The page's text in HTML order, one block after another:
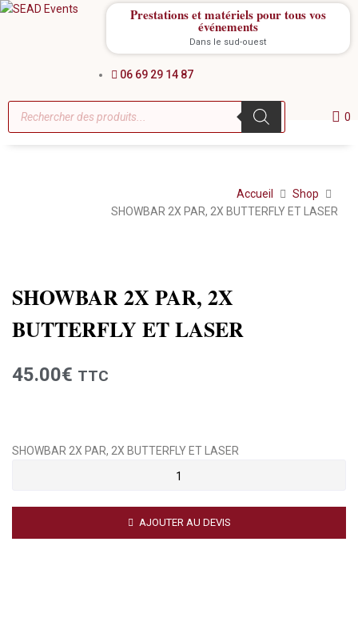
Prestations et matériels pour tous vos
événements
Dans le sud-ouest
06 69 29 14 87
0
Accueil
Shop
SHOWBAR 2X PAR, 2X BUTTERFLY ET LASER
SHOWBAR 2X PAR, 2X
BUTTERFLY ET LASER
45.00€ TTC
SHOWBAR 2X PAR, 2X BUTTERFLY ET LASER
AJOUTER AU DEVIS